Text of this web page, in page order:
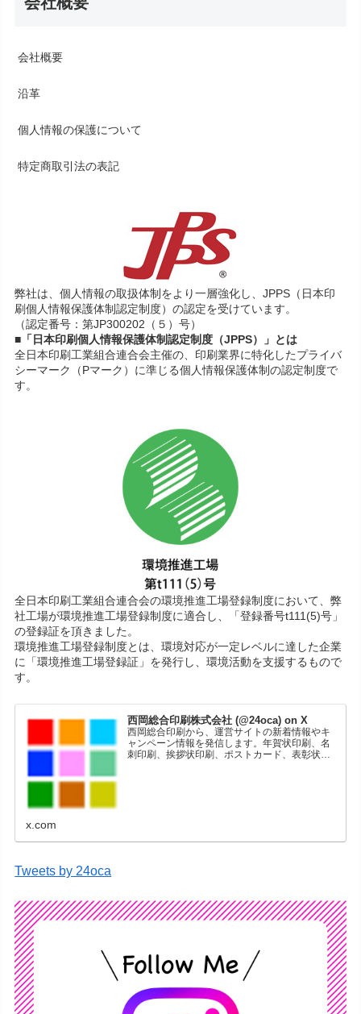
会社概要
沿革
個人情報の保護について
特定商取引法の表記
弊社は、個人情報の取扱体制をより一層強化し、JPPS（日本印
刷個人情報保護体制認定制度）の認定を受けています。
（認定番号：第JP300202（５）号）
■「日本印刷個人情報保護体制認定制度（JPPS）」とは
全日本印刷工業組合連合会主催の、印刷業界に特化したプライバ
シーマーク（Pマーク）に準じる個人情報保護体制の認定制度で
す。
全日本印刷工業組合連合会の環境推進工場登録制度において、弊
社工場が環境推進工場登録制度に適合し、「登録番号t111(5)号」
の登録証を頂きました。
環境推進工場登録制度とは、環境対応が一定レベルに達した企業
に「環境推進工場登録証」を発行し、環境活動を支援するもので
す。
西岡総合印刷株式会社 (@24oca) on X
西岡総合印刷から、運営サイトの新着情報やキ
ャンペーン情報を発信します。年賀状印刷、名
刺印刷、挨拶状印刷、ポストカード、表彰状印
x.com
Tweets by 24oca